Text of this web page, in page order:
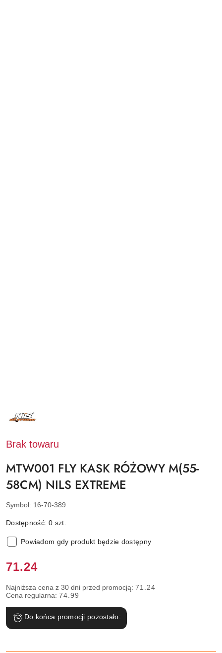
PRODUCENTA:
NILS
Brak towaru
MTW001 FLY KASK RÓŻOWY M(55-
58CM) NILS EXTREME
Symbol: 16-70-389
Dostępność:0 szt.
Powiadom gdy produkt będzie dostępny
Cena:
71.24
Najniższa cena z 30 dni przed promocją: 71.24
Cena regularna: 74.99
Do końca promocji pozostało: